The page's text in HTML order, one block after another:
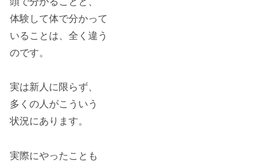
体験して体で分かって
いることは、全く違う
のです。
実は新人に限らず、
多くの人がこういう
状況にあります。
実際にやったことも